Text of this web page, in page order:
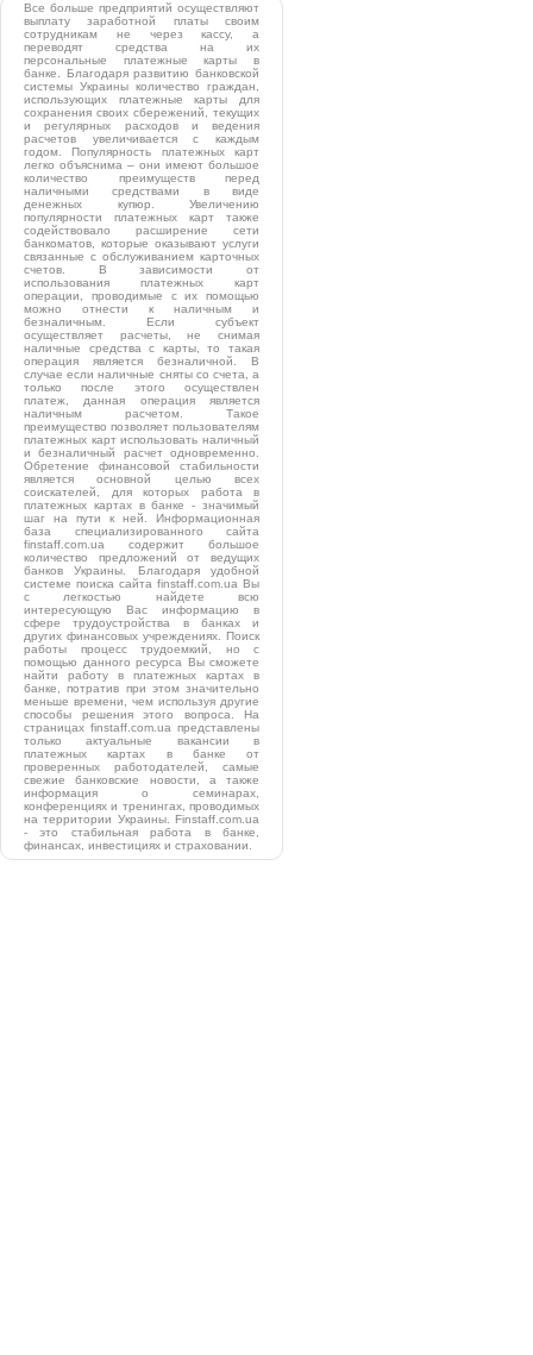
Все больше предприятий осуществляют
выплату заработной платы своим
сотрудникам не через кассу, а
переводят средства на их
персональные платежные карты в
банке. Благодаря развитию банковской
системы Украины количество граждан,
использующих платежные карты для
сохранения своих сбережений, текущих
и регулярных расходов и ведения
расчетов увеличивается с каждым
годом. Популярность платежных карт
легко объяснима – они имеют большое
количество преимуществ перед
наличными средствами в виде
денежных купюр. Увеличению
популярности платежных карт также
содействовало расширение сети
банкоматов, которые оказывают услуги
связанные с обслуживанием карточных
счетов. В зависимости от
использования платежных карт
операции, проводимые с их помощью
можно отнести к наличным и
безналичным. Если субъект
осуществляет расчеты, не снимая
наличные средства с карты, то такая
операция является безналичной. В
случае если наличные сняты со счета, а
только после этого осуществлен
платеж, данная операция является
наличным расчетом. Такое
преимущество позволяет пользователям
платежных карт использовать наличный
и безналичный расчет одновременно.
Обретение финансовой стабильности
является основной целью всех
соискателей, для которых работа в
платежных картах в банке - значимый
шаг на пути к ней. Информационная
база специализированного сайта
finstaff.com.ua содержит большое
количество предложений от ведущих
банков Украины. Благодаря удобной
системе поиска сайта finstaff.com.ua Вы
с легкостью найдете всю
интересующую Вас информацию в
сфере трудоустройства в банках и
других финансовых учреждениях. Поиск
работы процесс трудоемкий, но с
помощью данного ресурса Вы сможете
найти работу в платежных картах в
банке, потратив при этом значительно
меньше времени, чем используя другие
способы решения этого вопроса. На
страницах finstaff.com.ua представлены
только актуальные вакансии в
платежных картах в банке от
проверенных работодателей, самые
свежие банковские новости, а также
информация о семинарах,
конференциях и тренингах, проводимых
на территории Украины. Finstaff.com.ua
- это стабильная работа в банке,
финансах, инвестициях и страховании.